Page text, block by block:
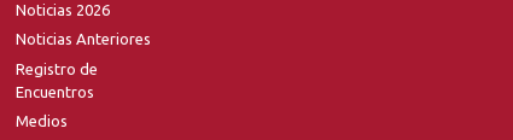
Noticias 2026
Noticias Anteriores
Registro de
Encuentros
Medios